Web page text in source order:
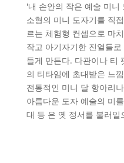
'내 손안의 작은 예술 미니
소형의 미니 도자기를 직
르는 체험형 컨셉으로 마
작고 아기자기한 진열들
들게 만든다. 다관이나 티
의 티타임에 초대받은 느
전통적인 미니 달 항아리
아름다운 도자 예술의 미
대 등 은 옛 정서를 불러일